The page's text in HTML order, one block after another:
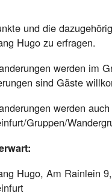
und die
Hugo zu erfragen.
werden im
sind Gäste
werden
Gruppen/
Hugo, Am Rainlein 9,